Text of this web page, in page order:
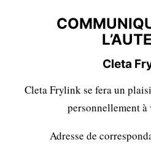
Cleta
Cleta Frylink se fera un
personnellement
Adresse de